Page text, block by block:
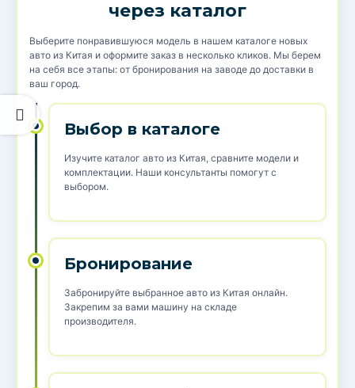
через каталог
Выберите понравившуюся модель в нашем каталоге новых
авто из Китая и оформите заказ в несколько кликов. Мы берем
на себя все этапы: от бронирования на заводе до доставки в
ваш город.
Выбор в каталоге
Изучите каталог авто из Китая, сравните модели и
комплектации. Наши консультанты помогут с
выбором.
Бронирование
Забронируйте выбранное авто из Китая онлайн.
Закрепим за вами машину на складе
производителя.